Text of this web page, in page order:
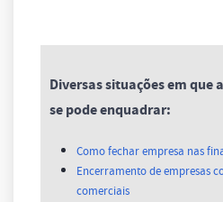
Diversas situações em que
se pode enquadrar:
Como fechar empresa nas
Encerramento de empresas
comerciais